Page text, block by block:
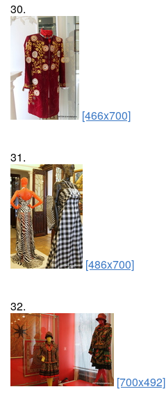
30.
[466x700]
31.
[486x700]
32.
[700x492]